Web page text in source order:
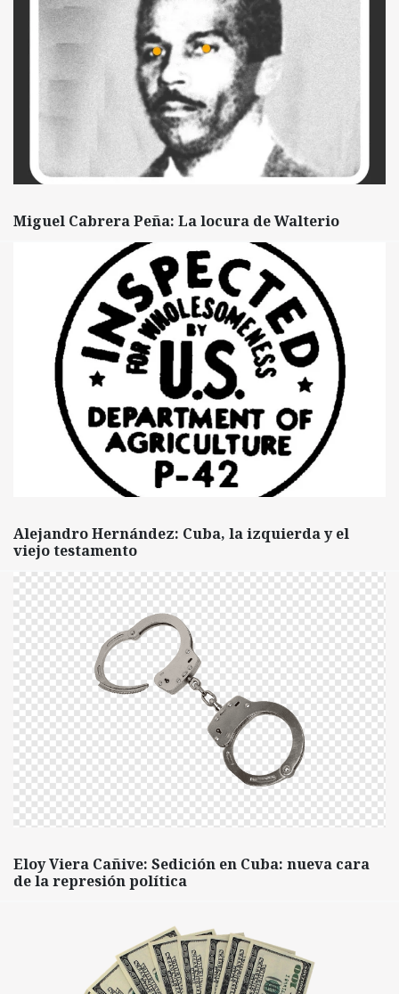
Miguel Cabrera Peña: La locura de Walterio
Alejandro Hernández: Cuba, la izquierda y el
viejo testamento
Eloy Viera Cañive: Sedición en Cuba: nueva cara
de la represión política